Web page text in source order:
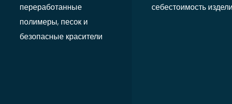
переработанные
полимеры, песок и
безопасные красители
себестоимость